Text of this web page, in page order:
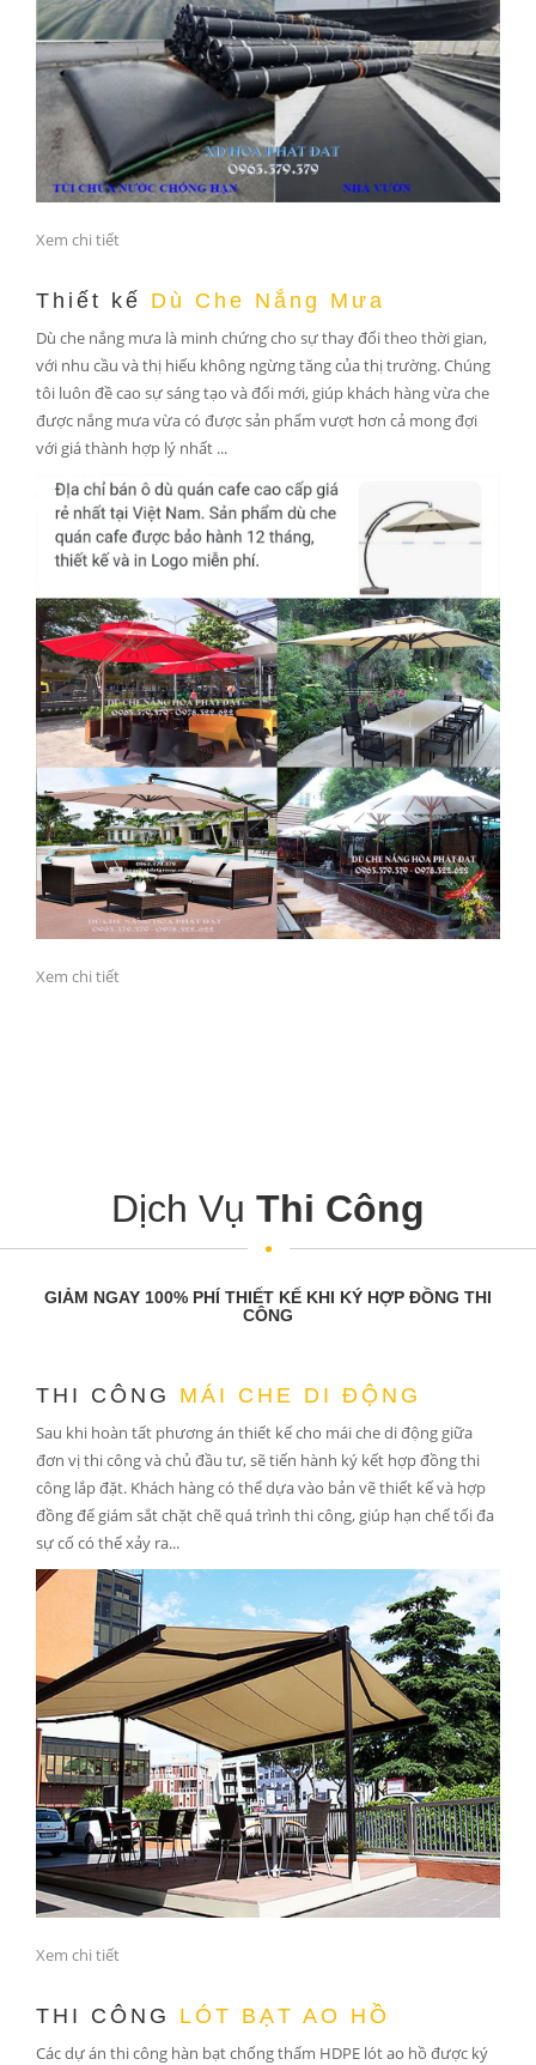
Xem chi tiết
Thiết kế Dù Che Nắng Mưa
Dù che nắng mưa là minh chứng cho sự thay đổi theo thời gian,
với nhu cầu và thị hiếu không ngừng tăng của thị trường. Chúng
tôi luôn đề cao sự sáng tạo và đổi mới, giúp khách hàng vừa che
được nắng mưa vừa có được sản phẩm vượt hơn cả mong đợi
với giá thành hợp lý nhất ...
Xem chi tiết
Dịch Vụ Thi Công
GIẢM NGAY 100% PHÍ THIẾT KẾ KHI KÝ HỢP ĐỒNG THI
CÔNG
THI CÔNG MÁI CHE DI ĐỘNG
Sau khi hoàn tất phương án thiết kế cho mái che di động giữa
đơn vị thi công và chủ đầu tư, sẽ tiến hành ký kết hợp đồng thi
công lắp đặt. Khách hàng có thể dựa vào bản vẽ thiết kế và hợp
đồng để giám sắt chặt chẽ quá trình thi công, giúp hạn chế tối đa
sự cố có thể xảy ra...
Xem chi tiết
THI CÔNG LÓT BẠT AO HỒ
Các dự án thi công hàn bạt chống thấm HDPE lót ao hồ được ký